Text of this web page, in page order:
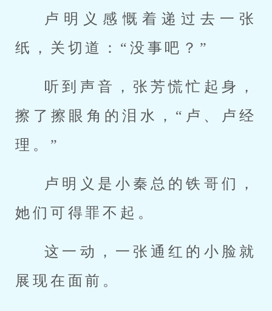
卢明义感慨着递过去一张
纸，关切道：“没事吧？”
听到声音，张芳慌忙起身，
擦了擦眼角的泪水，“卢、卢经
理。”
卢明义是小秦总的铁哥们，
她们可得罪不起。
这一动，一张通红的小脸就
展现在面前。